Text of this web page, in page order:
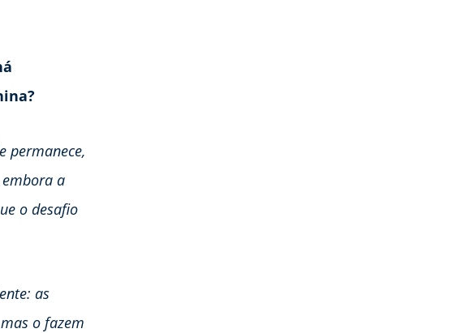
permanece,
a
o desafio
as
o fazem